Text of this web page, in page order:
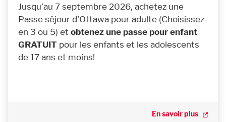
Jusqu’au 7 septembre 2026, achetez une
Passe séjour d'Ottawa pour adulte (Choisissez-
en 3 ou 5) et obtenez une passe pour enfant
GRATUIT pour les enfants et les adolescents
de 17 ans et moins!
En savoir plus